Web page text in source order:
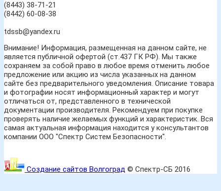
(8443) 38-71-21
(8442) 60-08-38
tdssb@yandex.ru
Внимание! Информация, размещенная на данном сайте, не
является публичной офертой (ст.437 ГК РФ). Мы также
сохраняем за собой право в любое время отменить любое
предложение или акцию из числа указанных на данном
сайте без предварительного уведомления. Описание товара
и фотографии носят информационный характер и могут
отличаться от, представленного в технической
документации производителя. Рекомендуем при покупке
проверять наличие желаемых функций и характеристик. Вся
самая актуальная информация находится у консультантов
компании ООО "Спектр Систем Безопасности".
Создание сайтов Волгоград © Спектр-СБ 2016